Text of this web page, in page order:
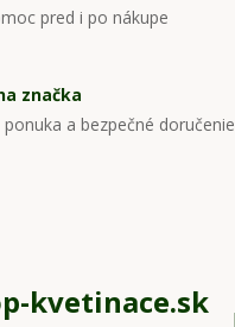
pred i po nákupe
značka
ponuka a bezpečné doručenie
kvetinace.sk